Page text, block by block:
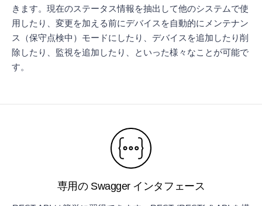
きます。現在のステータス情報を抽出して他のシステムで使
用したり、変更を加える前にデバイスを自動的にメンテナン
ス（保守点検中）モードにしたり、デバイスを追加したり削
除したり、監視を追加したり、といった様々なことが可能で
す。
専用の Swagger インタフェース